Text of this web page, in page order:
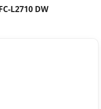
L2710 DW